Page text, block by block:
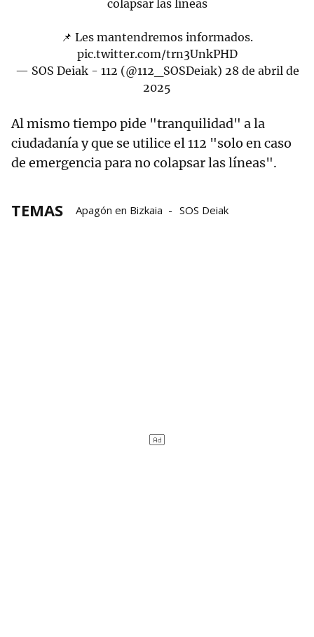
colapsar las líneas
📌 Les mantendremos informados.
pic.twitter.com/trn3UnkPHD
— SOS Deiak - 112 (@112_SOSDeiak) 28 de abril de
2025
Al mismo tiempo pide "tranquilidad" a la
ciudadanía y que se utilice el 112 "solo en caso
de emergencia para no colapsar las líneas".
TEMAS Apagón en Bizkaia SOS Deiak